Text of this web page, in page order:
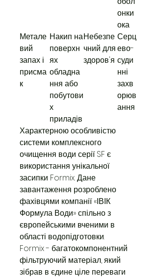
онки
ока
Метале
вий
запах і
присма
к
Накип на
поверхн
ях
обладна
ння або
побутови
х
приладів
Небезпе
чний для
здоров'я
Серц
ево-
суди
нні
захв
орюв
ання
Характерною особливістю
системи комплексного
очищення води серії SF є
використання унікальної
засипки Formix. Дане
завантаження розроблено
фахівцями компанії «ІВІК
Формула Води» спільно з
європейськими вченими в
області водопідготовки.
Formix - багатокомпонентний
фільтруючий матеріал, який
зібрав в єдине ціле переваги